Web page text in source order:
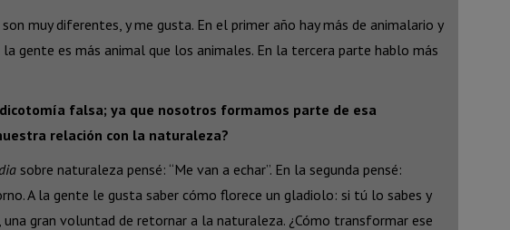
muy diferentes, y me gusta. En el primer año hay más de animalario y
gente es más animal que los animales. En la tercera parte hablo más
falsa; ya que nosotros formamos parte de esa
relación con la naturaleza?
sobre naturaleza pensé: “Me van a echar”. En la segunda pensé:
A la gente le gusta saber cómo florece un gladiolo: si tú lo sabes y
gran voluntad de retornar a la naturaleza. ¿Cómo transformar ese